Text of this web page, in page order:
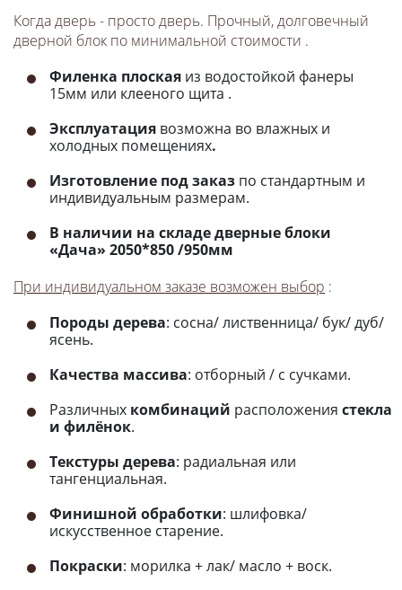
Когда дверь - просто дверь. Прочный, долговечный
дверной блок по минимальной стоимости .
Филенка плоская из водостойкой фанеры
15мм или клееного щита .
Эксплуатация возможна во влажных и
холодных помещениях.
Изготовление под заказ по стандартным и
индивидуальным размерам.
В наличии на складе дверные блоки
«Дача» 2050*850 /950мм
При индивидуальном заказе возможен выбор :
Породы дерева: сосна/ лиственница/ бук/ дуб/
ясень.
Качества массива: отборный / с сучками.
Различных комбинаций расположения стекла
и филёнок.
Текстуры дерева: радиальная или
тангенциальная.
Финишной обработки: шлифовка/
искусственное старение.
Покраски: морилка + лак/ масло + воск.